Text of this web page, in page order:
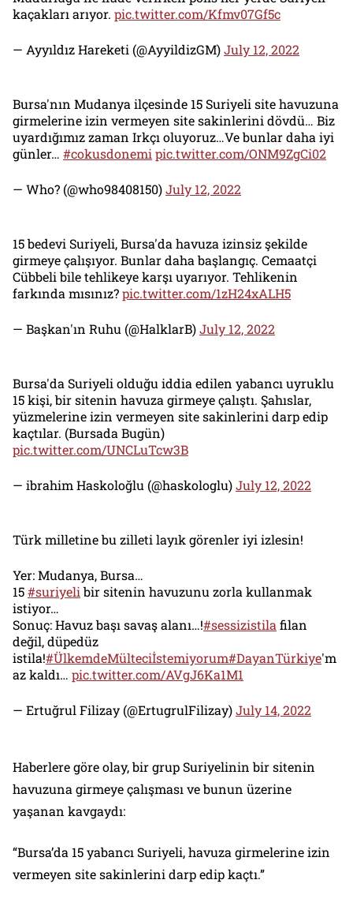
kaçakları arıyor. pic.twitter.com/Kfmv07Gf5c
— Ayyıldız Hareketi (@AyyildizGM)July 12, 2022
Bursa'nın Mudanya ilçesinde 15 Suriyeli site havuzuna
girmelerine izin vermeyen site sakinlerini dövdü… Biz
uyardığımız zaman Irkçı oluyoruz…Ve bunlar daha iyi
günler… #cokusdonemi pic.twitter.com/ONM9ZgCi02
— Who? (@who98408150)July 12, 2022
15 bedevi Suriyeli, Bursa'da havuza izinsiz şekilde
girmeye çalışıyor. Bunlar daha başlangıç. Cemaatçi
Cübbeli bile tehlikeye karşı uyarıyor. Tehlikenin
farkında mısınız?pic.twitter.com/1zH24xALH5
— Başkan'ın Ruhu (@HalklarB)July 12, 2022
Bursa'da Suriyeli olduğu iddia edilen yabancı uyruklu
15 kişi, bir sitenin havuza girmeye çalıştı. Şahıslar,
yüzmelerine izin vermeyen site sakinlerini darp edip
kaçtılar. (Bursada Bugün)
pic.twitter.com/UNCLuTcw3B
— ibrahim Haskoloğlu (@haskologlu)July 12, 2022
Türk milletine bu zilleti layık görenler iyi izlesin!
Yer: Mudanya, Bursa…
15#suriyelibir sitenin havuzunu zorla kullanmak
istiyor…
Sonuç: Havuz başı savaş alanı…!#sessizistila filan
değil, düpedüz
istila!#ÜlkemdeMülteciİstemiyorum#DayanTürkiye'm
az kaldı… pic.twitter.com/AVgJ6Ka1M1
— Ertuğrul Filizay (@ErtugrulFilizay)July 14, 2022
Haberlere göre olay, bir grup Suriyelinin bir sitenin
havuzuna girmeye çalışması ve bunun üzerine
yaşanan kavgaydı:
“Bursa’da 15 yabancı Suriyeli, havuza girmelerine izin
vermeyen site sakinlerini darp edip kaçtı.”